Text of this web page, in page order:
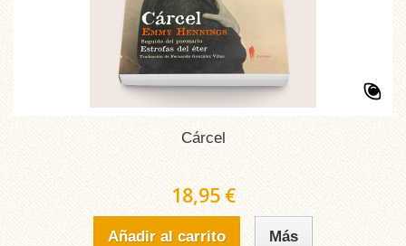
Cárcel
18,95 €
Añadir al carrito Más